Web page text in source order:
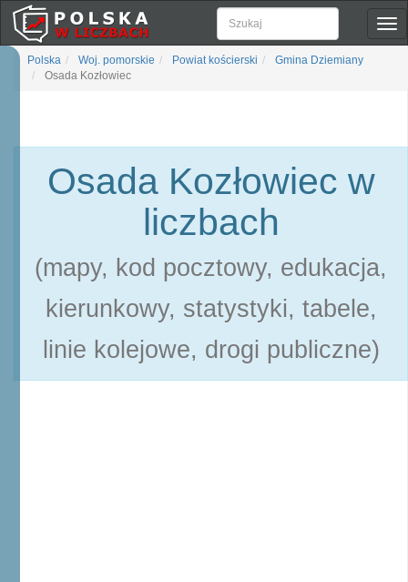
Polska Woj. pomorskie Powiat kościerski
Gmina Dziemiany
Osada Kozłowiec
Osada Kozłowiec w
liczbach
(mapy, kod pocztowy, edukacja,
kierunkowy, statystyki, tabele,
linie kolejowe, drogi publiczne)